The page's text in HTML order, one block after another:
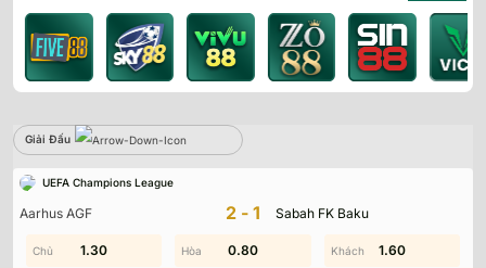
Giải Đấu
UEFA Champions League
Aarhus AGF 2-1 Sabah FK Baku
0.90 1.00 0.90
1.30 0.80 1.60
Sbobet
Không có dữ liệu vui lòng chọn bộ lọc khác